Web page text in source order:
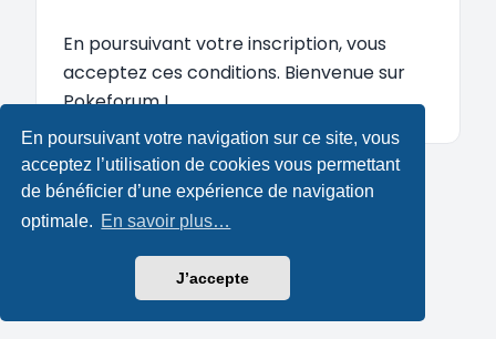
En poursuivant votre navigation sur ce site, vous
acceptez l’utilisation de cookies vous permettant
de bénéficier d’une expérience de navigation
optimale. En savoir plus…
J’accepte
En poursuivant votre inscription, vous
acceptez ces conditions. Bienvenue sur
Pokeforum !